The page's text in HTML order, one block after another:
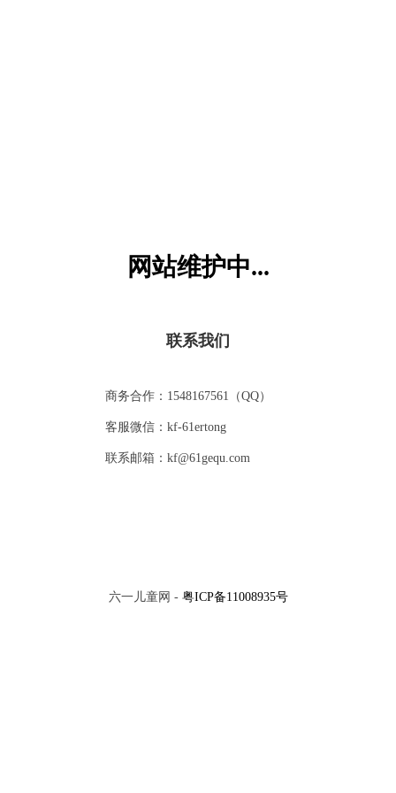
网站维护中...
联系我们
商务合作：1548167561（QQ）
客服微信：kf-61ertong
联系邮箱：kf@61gequ.com
六一儿童网 - 粤ICP备11008935号